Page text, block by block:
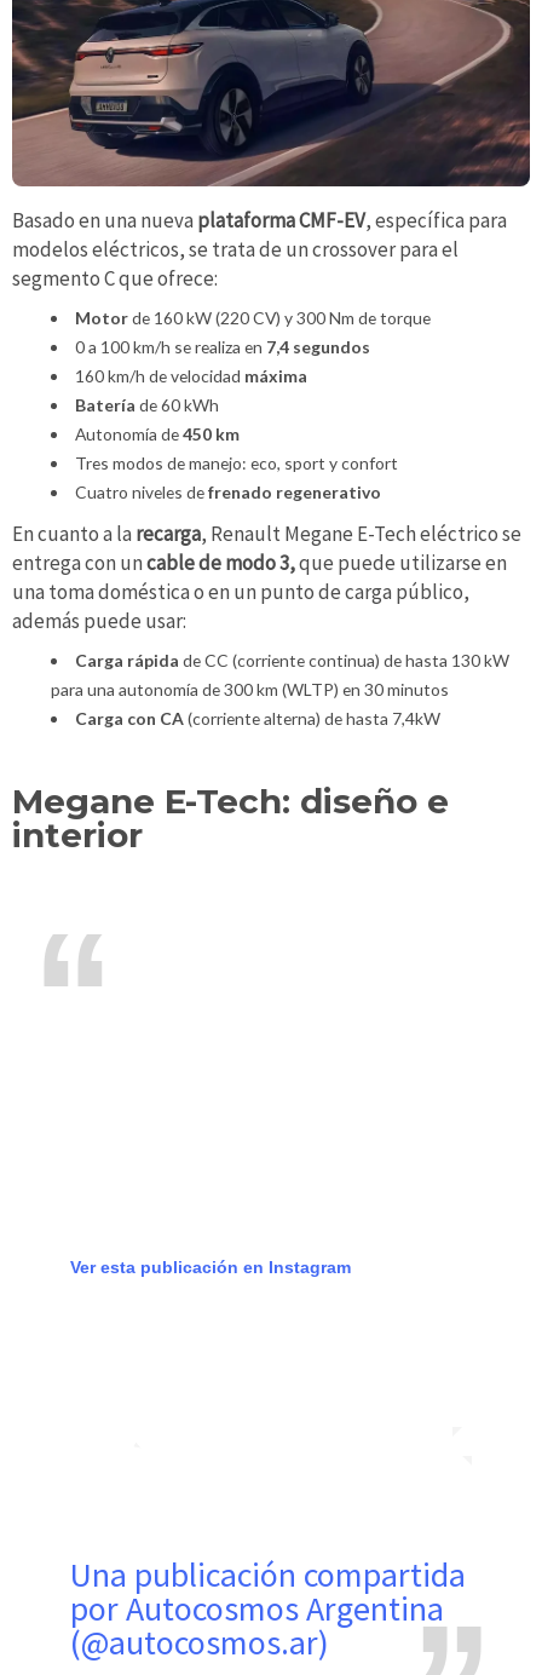
Basado en una nueva plataforma CMF-EV, específica para
modelos eléctricos, se trata de un crossover para el
segmento C que ofrece:
Motorde 160 kW (220 CV) y 300 Nm de torque
0 a 100 km/h se realiza en 7,4 segundos
160 km/h de velocidad máxima
Batería de 60 kWh
Autonomía de450 km
Tres modos de manejo: eco, sport y confort
Cuatro niveles defrenado regenerativo
En cuanto a la recarga, Renault Megane E-Tech eléctrico se
entrega con uncable de modo 3,que puede utilizarse en
una toma doméstica o en un punto de carga público,
además puede usar:
Carga rápida de CC (corriente continua) de hasta 130 kW
para una autonomía de 300 km (WLTP) en 30 minutos
Carga con CA(corriente alterna) de hasta 7,4kW
Megane E-Tech: diseño e
interior
Ver esta publicación en Instagram
Una publicación compartida
por Autocosmos Argentina
(@autocosmos.ar)